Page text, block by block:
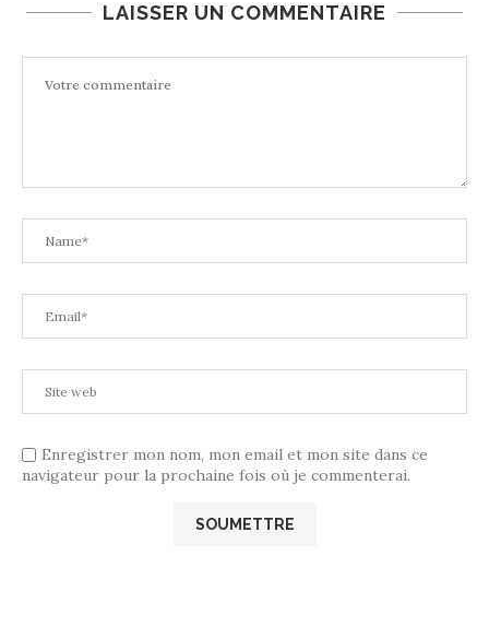
LAISSER UN COMMENTAIRE
Enregistrer mon nom, mon email et mon site dans ce
navigateur pour la prochaine fois où je commenterai.